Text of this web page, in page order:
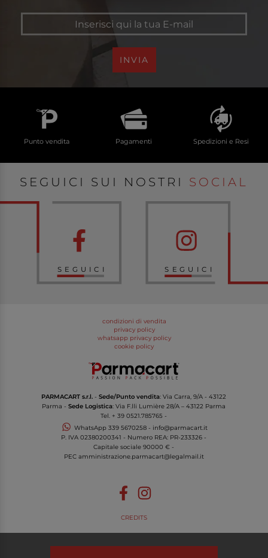
INVIA
Punto vendita Pagamenti Spedizioni e Resi
SEGUICI SUI NOSTRI SOCIAL
SEGUICI SEGUICI
condizioni di vendita
privacy policy
whatsapp privacy policy
cookie policy
PARMACART s.r.l. -Sede/Punto vendita: Via Carra, 9/A - 43122
Parma -Sede Logistica: Via F.lli Lumière 28/A – 43122 Parma
Tel. + 39 0521.785765 -
WhatsApp 339 5670258- info@parmacart.it
P. IVA02380200341 - Numero REA: PR-233326 -
Capitale sociale 90000 € -
PEC amministrazione.parmacart@legalmail.it
CREDITS